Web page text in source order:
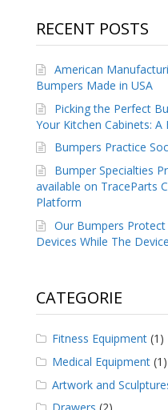
RECENT POSTS
American
Bumpers Made in USA
Picking the Perfect
Your Kitchen Cabinets: A
Bumpers Practice
Bumper Specialties
available on TraceParts
Platform
Our Bumpers Protect
Devices While The
CATEGORIE
Fitness Equipment(1)
Medical Equipment(1)
Artwork and